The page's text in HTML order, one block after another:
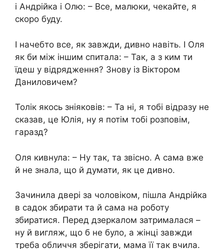
і Андрійка і Олю: – Все, малюки, чекайте, я
скоро буду.
І начебто все, як завжди, дивно навіть. І Оля
як би між іншим спитала: – Так, а з ким ти
їдеш у відрядження? Знову із Віктором
Даниловичем?
Толік якось зніяковів: – Та ні, я тобі відразу не
сказав, це Юлія, ну я потім тобі розповім,
гаразд?
Оля кивнула: – Ну так, та звісно. А сама вже
й не знала, що й думати, як це дивно.
Зачинила двері за чоловіком, пішла Андрійка
в садок збирати та й сама на роботу
збиратися. Перед дзеркалом затрималася –
ну й вигляж, що б не було, а жінці завжди
треба обличчя зберігати, мама її так вчила.